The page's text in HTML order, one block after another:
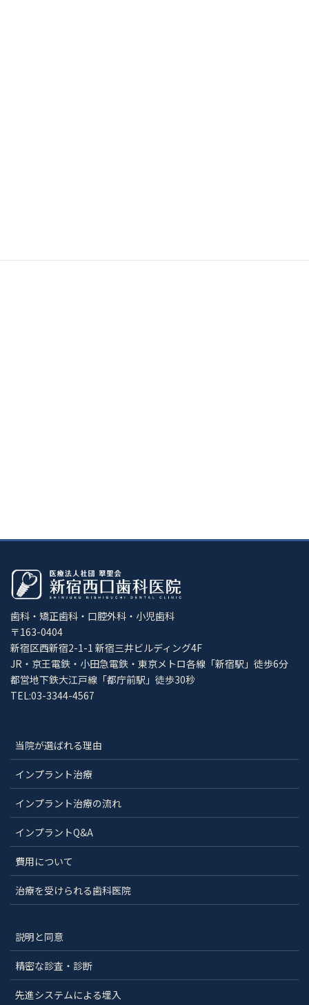
歯科・矯正歯科・口腔外科・小児歯科
〒163-0404
新宿区西新宿2-1-1 新宿三井ビルディング4F
JR・京王電鉄・小田急電鉄・東京メトロ各線「新宿駅」徒歩6分
都営地下鉄大江戸線「都庁前駅」徒歩30秒
TEL:03-3344-4567
当院が選ばれる理由
インプラント治療
インプラント治療の流れ
インプラントQ&A
費用について
治療を受けられる歯科医院
説明と同意
精密な診査・診断
先進システムによる埋入